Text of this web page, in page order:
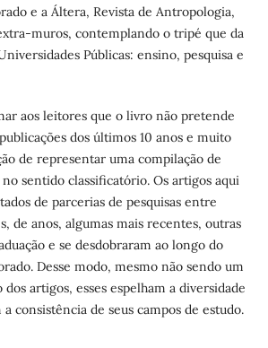
e a Áltera, Revista de Antropologia,
muros, contemplando o tripé que da
Públicas: ensino, pesquisa e
aos leitores que o livro não pretende
dos últimos 10 anos e muito
de representar uma compilação de
sentido classificatório. Os artigos aqui
de parcerias de pesquisas entre
de anos, algumas mais recentes, outras
e se desdobraram ao longo do
Desse modo, mesmo não sendo um
artigos, esses espelham a diversidade
consistência de seus campos de estudo.